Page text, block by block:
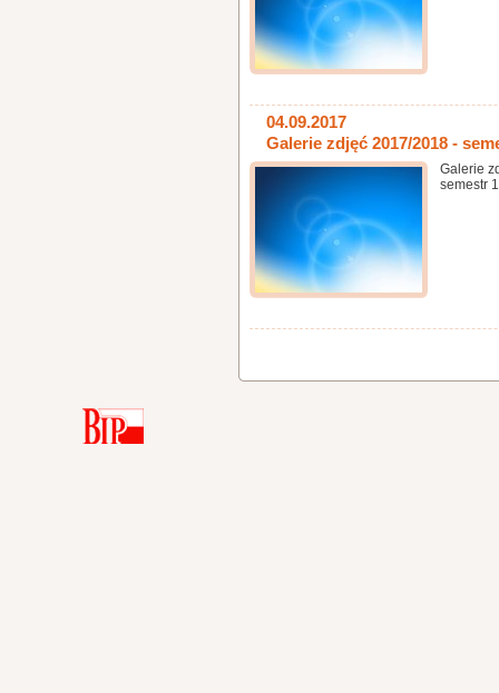
04.09.2017
Galerie zdjęć 2017/2018 -
Galerie
semestr 1